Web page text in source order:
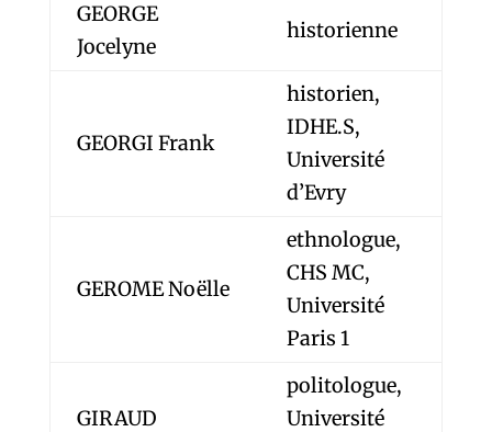
GEORGE
Jocelyne
historienne
GEORGI Frank
historien,
IDHE.S,
Université
d’Evry
GEROME Noëlle
ethnologue,
CHS MC,
Université
Paris 1
GIRAUD
politologue,
Université